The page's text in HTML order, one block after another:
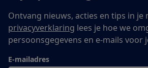
Ontvang nieuws, acties en tips in je
privacyverklaring lees je hoe we
persoonsgegevens en e-mails voor
E-mailadres